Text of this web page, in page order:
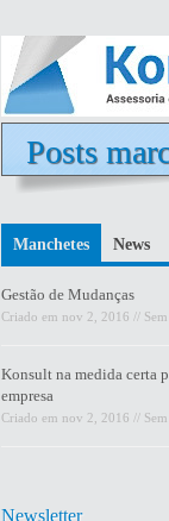
Posts
Manchetes News
Gestão de Mudanças
Criado em nov 2, 2016 //
Konsult na medida certa
empresa
Criado em nov 2, 2016 //
Newsletter